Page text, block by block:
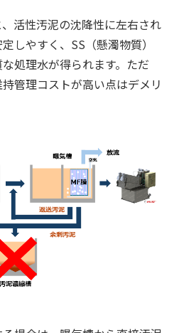
活性汚泥の沈降性に左右され
しやすく、SS（懸濁物質）
処理水が得られます。ただ
管理コストが高い点はデメリ